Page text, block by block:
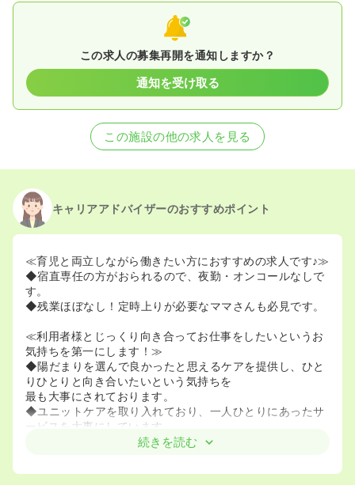
この求人の募集再開を通知しますか？
通知を受け取る
この施設の他の求人を見る
キャリアアドバイザーのおすすめポイント
≪育児と両立しながら働きたい方におすすめの求人です♪≫
◆宿直専任の方がおられるので、夜勤・オンコールなしで
す。
◆残業ほぼなし！定時上りが必要なママさんも必見です。
≪利用者様とじっくり向き合ってお仕事をしたいというお
気持ちを第一にします！≫
◆陽だまりを選んで良かったと思えるケアを提供し、ひと
りひとりと向き合いたいという気持ちを
最も大事にされております。
◆ユニットケアを取り入れており、一人ひとりにあったサ
ービスを大事にしています。
特別養護老人ホーム定員が29名と小規模な施設であるた
コミュニケーションを取ることができる環境です。
続きを読む